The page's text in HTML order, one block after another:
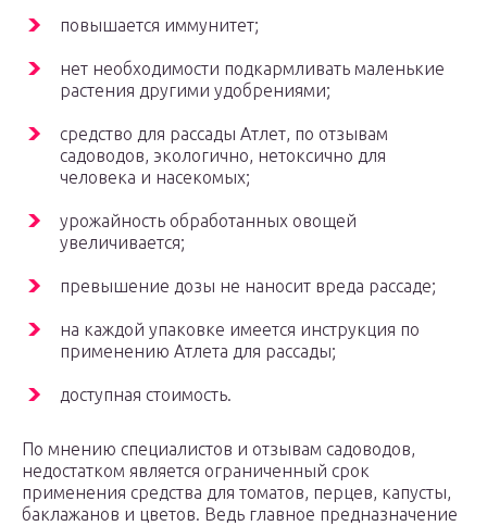
повышается иммунитет;
нет необходимости подкармливать маленькие
растения другими удобрениями;
средство для рассады Атлет, по отзывам
садоводов, экологично, нетоксично для
человека и насекомых;
урожайность обработанных овощей
увеличивается;
превышение дозы не наносит вреда рассаде;
на каждой упаковке имеется инструкция по
применению Атлета для рассады;
доступная стоимость.
По мнению специалистов и отзывам садоводов,
недостатком является ограниченный срок
применения средства для томатов, перцев, капусты,
баклажанов и цветов. Ведь главное предназначение